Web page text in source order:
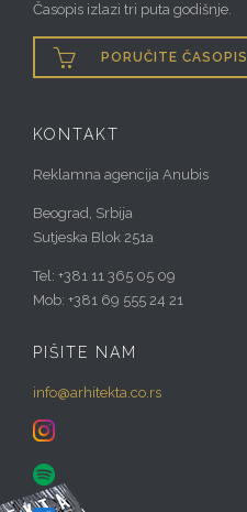
Časopis izlazi tri puta godišnje.
 PORUČITE ČASOPIS
KONTAKT
Reklamna agencija Anubis
Beograd, Srbija
Sutjeska Blok 251a
Tel: +381 11 365 05 09
Mob: +381 69 555 24 21
PIŠITE NAM
info@arhitekta.co.rs